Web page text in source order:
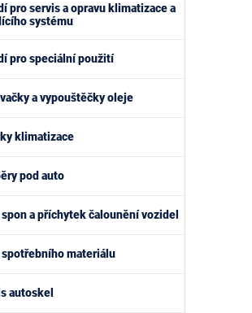
pro servis a opravu klimatizace a
systému
pro speciální použití
a vypouštěčky oleje
klimatizace
pod auto
spon a příchytek čalounění vozidel
spotřebního materiálu
autoskel